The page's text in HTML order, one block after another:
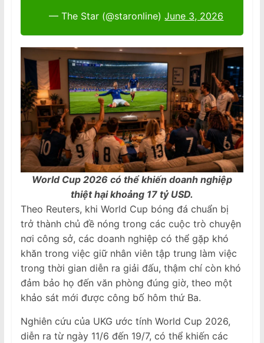
— The Star (@staronline)June 3, 2026
World Cup 2026 có thể khiến doanh nghiệp
thiệt hại khoảng 17 tỷ USD.
Theo Reuters, khi World Cup bóng đá chuẩn bị
trở thành chủ đề nóng trong các cuộc trò chuyện
nơi công sở, các doanh nghiệp có thể gặp khó
khăn trong việc giữ nhân viên tập trung làm việc
trong thời gian diễn ra giải đấu, thậm chí còn khó
đảm bảo họ đến văn phòng đúng giờ, theo một
khảo sát mới được công bố hôm thứ Ba.
Nghiên cứu của UKG ước tính World Cup 2026,
diễn ra từ ngày 11/6 đến 19/7, có thể khiến các